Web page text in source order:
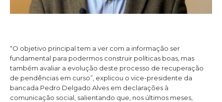
“O objetivo principal tem a ver com a informação ser
fundamental para podermos construir políticas boas, mas
também avaliar a evolução deste processo de recuperação
de pendências em curso”, explicou o vice-presidente da
bancada Pedro Delgado Alves em declarações à
comunicação social, salientando que, nos últimos meses,